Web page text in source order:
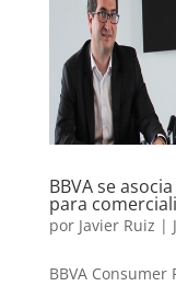
BBVA se
para
por Javier Ruiz |
BBVA Consumer